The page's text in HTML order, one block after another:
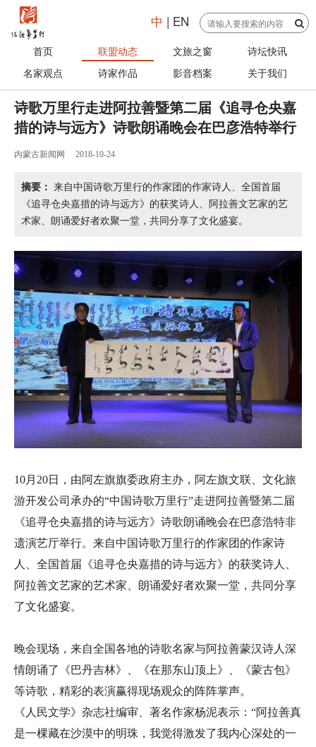
中 | EN
首页 联盟动态 文旅之窗
诗坛快讯
名家观点
诗家作品 影音档案 关于我们
诗歌万里行走进阿拉善暨第二届《追寻仓央嘉
措的诗与远方》诗歌朗诵晚会在巴彦浩特举行
内蒙古新闻网 2018-10-24
摘要： 来自中国诗歌万里行的作家团的作家诗人、全国首届
《追寻仓央嘉措的诗与远方》的获奖诗人、阿拉善文艺家的艺
术家、朗诵爱好者欢聚一堂，共同分享了文化盛宴。
10月20日，由阿左旗旗委政府主办，阿左旗文联、文化旅
游开发公司承办的“中国诗歌万里行”走进阿拉善暨第二届
《追寻仓央嘉措的诗与远方》诗歌朗诵晚会在巴彦浩特非
遗演艺厅举行。来自中国诗歌万里行的作家团的作家诗
人、全国首届《追寻仓央嘉措的诗与远方》的获奖诗人、
阿拉善文艺家的艺术家、朗诵爱好者欢聚一堂，共同分享
了文化盛宴。
晚会现场，来自全国各地的诗歌名家与阿拉善蒙汉诗人深
情朗诵了《巴丹吉林》、《在那东山顶上》、《蒙古包》
等诗歌，精彩的表演赢得现场观众的阵阵掌声。
《人民文学》杂志社编审、著名作家杨泥表示：“阿拉善真
是一棵藏在沙漠中的明珠，我觉得激发了我内心深处的一